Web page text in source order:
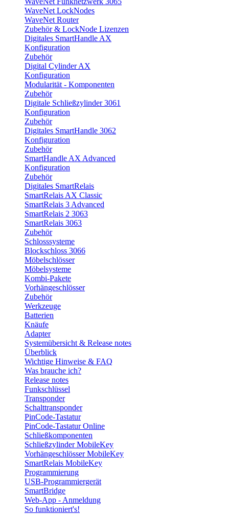
WaveNet LockNodes
WaveNet Router
Zubehör & LockNode Lizenzen
Digitales SmartHandle AX
Konfiguration
Zubehör
Digital Cylinder AX
Konfiguration
Modularität - Komponenten
Zubehör
Digitale Schließzylinder 3061
Konfiguration
Zubehör
Digitales SmartHandle 3062
Konfiguration
Zubehör
SmartHandle AX Advanced
Konfiguration
Zubehör
Digitales SmartRelais
SmartRelais AX Classic
SmartRelais 3 Advanced
SmartRelais 2 3063
SmartRelais 3063
Zubehör
Schlosssysteme
Blockschloss 3066
Möbelschlösser
Möbelsysteme
Kombi-Pakete
Vorhängeschlösser
Zubehör
Werkzeuge
Batterien
Knäufe
Adapter
Systemübersicht & Release notes
Überblick
Wichtige Hinweise & FAQ
Was brauche ich?
Release notes
Funkschlüssel
Transponder
Schalttransponder
PinCode-Tastatur
PinCode-Tastatur Online
Schließkomponenten
Schließzylinder MobileKey
Vorhängeschlösser MobileKey
SmartRelais MobileKey
Programmierung
USB-Programmiergerät
SmartBridge
Web-App - Anmeldung
So funktioniert's!